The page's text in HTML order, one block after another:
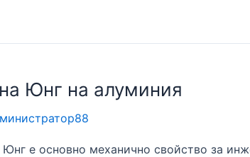
Юнг на алуминия
е основно механично свойство за